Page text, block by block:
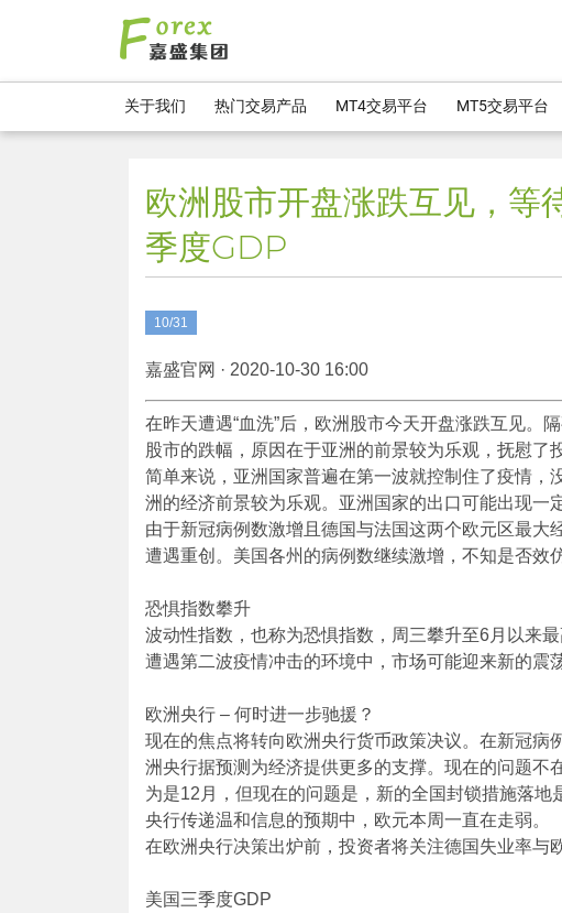
关于我们 热门交易产品 MT4交易平台 MT5交易平台
欧洲股市开盘涨跌互见，等
季度GDP
10/31
嘉盛官网 · 2020-10-30 16:00
在昨天遭遇“血洗”后，欧洲股市今天开盘涨跌互见。
股市的跌幅，原因在于亚洲的前景较为乐观，抚慰了
简单来说，亚洲国家普遍在第一波就控制住了疫情，
洲的经济前景较为乐观。亚洲国家的出口可能出现一
由于新冠病例数激增且德国与法国这两个欧元区最大
遭遇重创。美国各州的病例数继续激增，不知是否效
恐惧指数攀升
波动性指数，也称为恐惧指数，周三攀升至6月以来
遭遇第二波疫情冲击的环境中，市场可能迎来新的震荡
欧洲央行 – 何时进一步驰援？
现在的焦点将转向欧洲央行货币政策决议。在新冠病
洲央行据预测为经济提供更多的支撑。现在的问题不
为是12月，但现在的问题是，新的全国封锁措施落
央行传递温和信息的预期中，欧元本周一直在走弱。
在欧洲央行决策出炉前，投资者将关注德国失业率与
美国三季度GDP